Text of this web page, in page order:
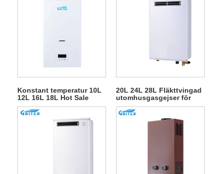
Konstant temperatur 10L
12L 16L 18L Hot Sale
Rökrörstyp
Väggmonterad Tanklös
Instant LPG Naturligt
Varmvatten Gas
20L 24L 28L Fläkttvingad
utomhusgasgejser för
varmvattendusch